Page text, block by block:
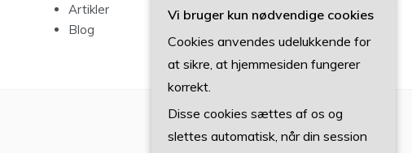
Artikler
Blog
Vi bruger kun nødvendige cookies
Cookies anvendes udelukkende for
at sikre, at hjemmesiden fungerer
korrekt.
Disse cookies sættes af os og
slettes automatisk, når din session